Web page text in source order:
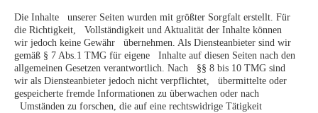
Die Inhalte unserer Seiten wurden mit größter Sorgfalt erstellt. Für
die Richtigkeit, Vollständigkeit und Aktualität der Inhalte können
wir jedoch keine Gewähr übernehmen. Als Diensteanbieter sind wir
gemäß § 7 Abs.1 TMG für eigene Inhalte auf diesen Seiten nach den
allgemeinen Gesetzen verantwortlich. Nach §§ 8 bis 10 TMG sind
wir als Diensteanbieter jedoch nicht verpflichtet, übermittelte oder
gespeicherte fremde Informationen zu überwachen oder nach
Umständen zu forschen, die auf eine rechtswidrige Tätigkeit